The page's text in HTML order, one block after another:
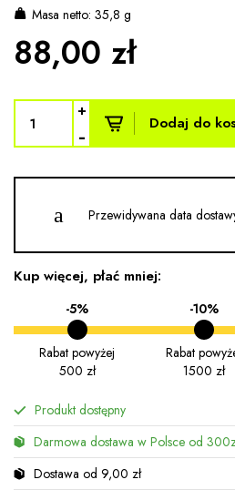
Masa netto: 35,8 g
88,00 zł
+
- Dodaj do
Przewidywana data
Kup więcej, płać mniej:
-5%
Rabat powyżej
500 zł
-10%
Rabat
1500 zł
Produkt dostępny
Darmowa dostawa w Polsce od
Dostawa od 9,00 zł